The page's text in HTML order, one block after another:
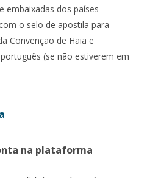
embaixadas dos países
o selo de apostila para
Convenção de Haia e
(se não estiverem em
na plataforma